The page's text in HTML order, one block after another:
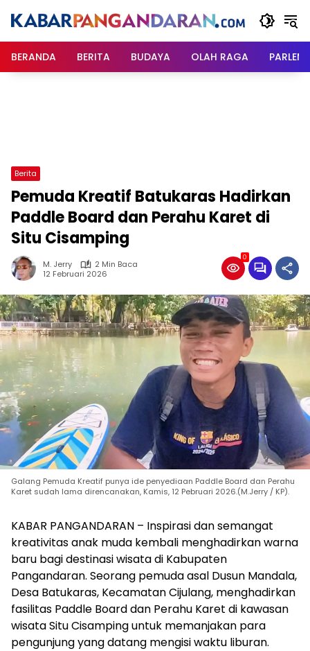
BERANDA
BERITA BUDAYA OLAH RAGA
Berita
Pemuda Kreatif Batukaras Hadirkan
Paddle Board dan Perahu Karet di
Situ Cisamping
M. Jerry
2 Min Baca
12 Februari 2026
0
Galang Pemuda Kreatif punya ide penyediaan Paddle Board dan Perahu
Karet sudah lama direncanakan, Kamis, 12 Pebruari 2026.(M.Jerry / KP).
KABAR PANGANDARAN – Inspirasi dan semangat
kreativitas anak muda kembali menghadirkan warna
baru bagi destinasi wisata di Kabupaten
Pangandaran. Seorang pemuda asal Dusun Mandala,
Desa Batukaras, Kecamatan Cijulang, menghadirkan
fasilitas Paddle Board dan Perahu Karet di kawasan
wisata Situ Cisamping untuk memanjakan para
pengunjung yang datang mengisi waktu liburan.